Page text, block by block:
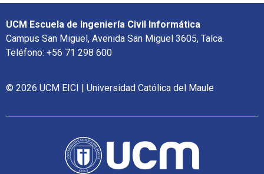
UCM Escuela de Ingeniería Civil Informática
Campus San Miguel, Avenida San Miguel 3605, Talca.
Teléfono: +56 71 298 600
© 2026 UCM EICI | Universidad Católica del Maule